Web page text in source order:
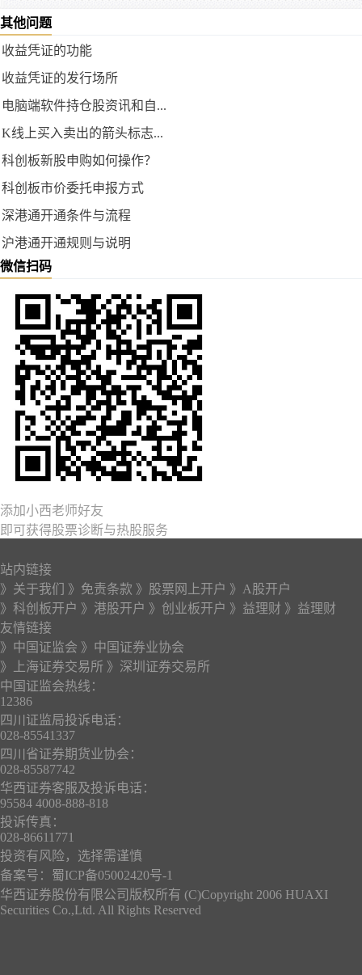
其他问题
收益凭证的功能
收益凭证的发行场所
电脑端软件持仓股资讯和自...
K线上买入卖出的箭头标志...
科创板新股申购如何操作？
科创板市价委托申报方式
深港通开通条件与流程
沪港通开通规则与说明
微信扫码
添加小西老师好友
即可获得股票诊断与热股服务
站内链接
》关于我们
》免责条款 》股票网上开户 》A股开户
》科创板开户 》港股开户 》创业板开户 》益理财 》益理财
友情链接
》中国证监会 》中国证券业协会
》上海证券交易所 》深圳证券交易所
中国证监会热线：
12386
四川证监局投诉电话：
028-85541337
四川省证券期货业协会：
028-85587742
华西证券客服及投诉电话：
95584 4008-888-818
投诉传真：
028-86611771
投资有风险，选择需谨慎
备案号： 蜀ICP备05002420号-1
华西证券股份有限公司版权所有 (C)Copyright 2006 HUAXI
Securities Co.,Ltd. All Rights Reserved